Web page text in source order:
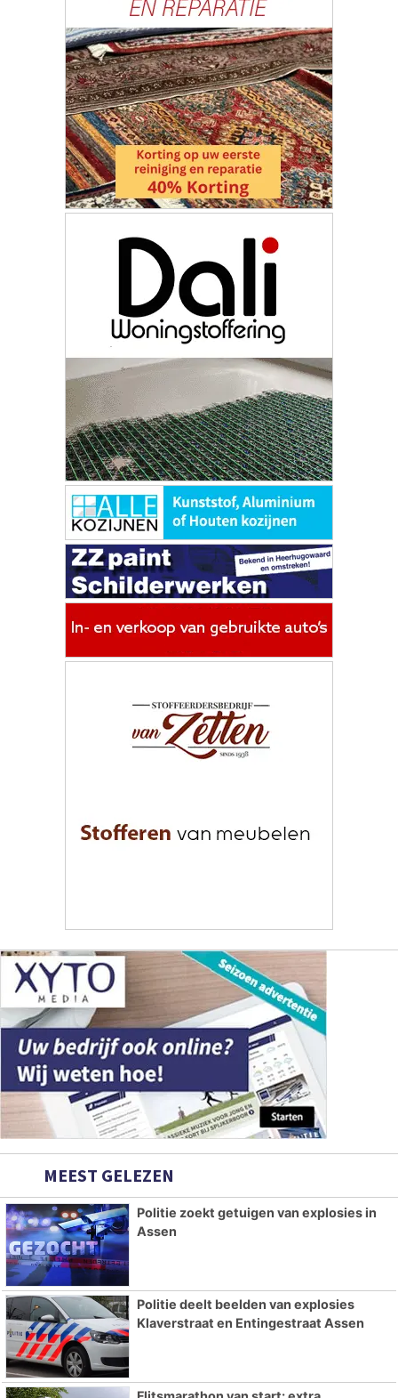
MEEST GELEZEN
Politie zoekt getuigen van explosies in
Assen
Politie deelt beelden van explosies
Klaverstraat en Entingestraat Assen